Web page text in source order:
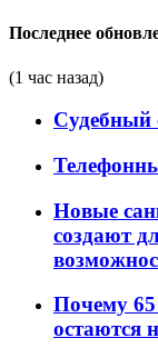
Последнее
(1 час назад)
Судебный
Новые
создают
Почему
остаются